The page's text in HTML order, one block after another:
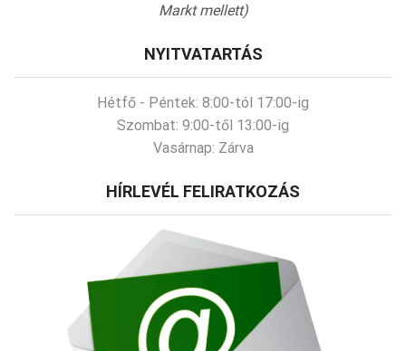
Markt mellett)
NYITVATARTÁS
Hétfő - Péntek: 8:00-tól 17:00-ig
Szombat: 9:00-től 13:00-ig
Vasárnap: Zárva
HÍRLEVÉL FELIRATKOZÁS